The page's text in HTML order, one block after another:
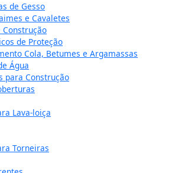
de Gesso
e Cavaletes
Construção
de Proteção
Cola, Betumes e Argamassas
Água
para Construção
Lava-loiça
Torneiras